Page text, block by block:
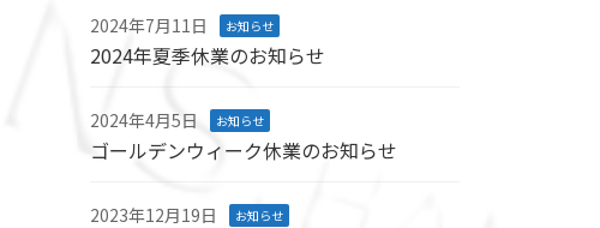
2024年7月11日 お知らせ
2024年夏季休業のお知らせ
2024年4月5日 お知らせ
ゴールデンウィーク休業のお知らせ
2023年12月19日 お知らせ